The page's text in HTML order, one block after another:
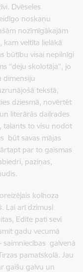
Dvēseles
noskaņu
nozīmīgākajām
kam veltīta lielākā
būtību visai nepilnīgi
“deju skolotāja”, jo
dimensiju
tekstā,
dziesmā, novērtēt
literārās daiļrades
talants to visu nodot
būt savas mājas
par to gaismas
paziņas,
kolhoza
Lai arī dzimusi
Edīte pati sevi
gadu vecumā
saimniecības galvenā
pamatskolā. Jau
gaišu galvu un